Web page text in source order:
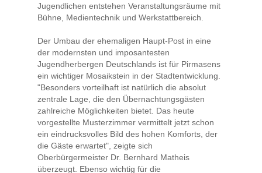
Jugendlichen entstehen Veranstaltungsräume mit
Bühne, Medientechnik und Werkstattbereich.
Der Umbau der ehemaligen Haupt-Post in eine
der modernsten und imposantesten
Jugendherbergen Deutschlands ist für Pirmasens
ein wichtiger Mosaikstein in der Stadtentwicklung.
"Besonders vorteilhaft ist natürlich die absolut
zentrale Lage, die den Übernachtungsgästen
zahlreiche Möglichkeiten bietet. Das heute
vorgestellte Musterzimmer vermittelt jetzt schon
ein eindrucksvolles Bild des hohen Komforts, der
die Gäste erwartet", zeigte sich
Oberbürgermeister Dr. Bernhard Matheis
überzeugt. Ebenso wichtig für die